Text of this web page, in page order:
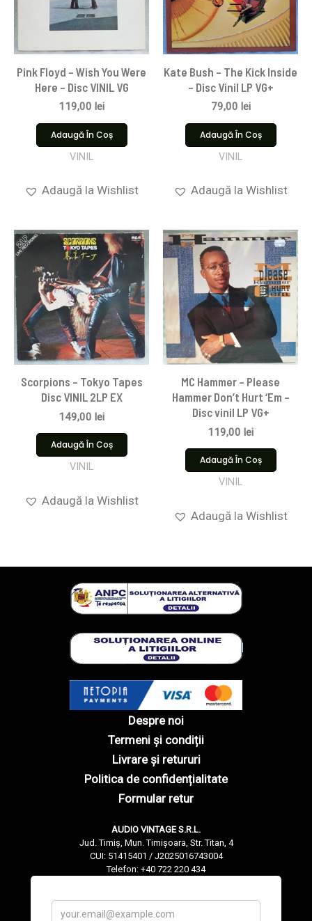
Pink Floyd ‎– Wish You Were
Here – Disc VINIL VG
119,00 lei
Adaugă În Coș
VINIL
Adaugă la Wishlist
Kate Bush – The Kick Inside
– Disc Vinil LP VG+
79,00 lei
Adaugă În Coș
VINIL
Adaugă la Wishlist
Scorpions ‎– Tokyo Tapes
Disc VINIL 2LP EX
149,00 lei
Adaugă În Coș
VINIL
Adaugă la Wishlist
MC Hammer – Please
Hammer Don’t Hurt ‘Em –
Disc vinil LP VG+
119,00 lei
Adaugă În Coș
VINIL
Adaugă la Wishlist
Despre noi
Termeni și condiții
Livrare și retururi
Politica de confidențialitate
Formular retur
AUDIO VINTAGE S.R.L.
Jud. Timiș, Mun. Timișoara, Str. Titan, 4
CUI: 51415401 / J2025016743004
Telefon: +40 722 220 434